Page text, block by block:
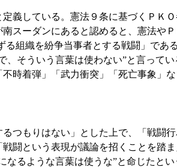
義している。憲法９条に基づくＰＫＯ
スーダンにあると認めると、憲法やＰ
組織を紛争当事者とする戦闘」である
そういう言葉は使わない”と言ってい
時着弾」「武力衝突」「死亡事象」
つもりはない」とした上で、「戦闘行
闘という表現が議論を招くことを踏
るような言葉は使うな”と命じたとい